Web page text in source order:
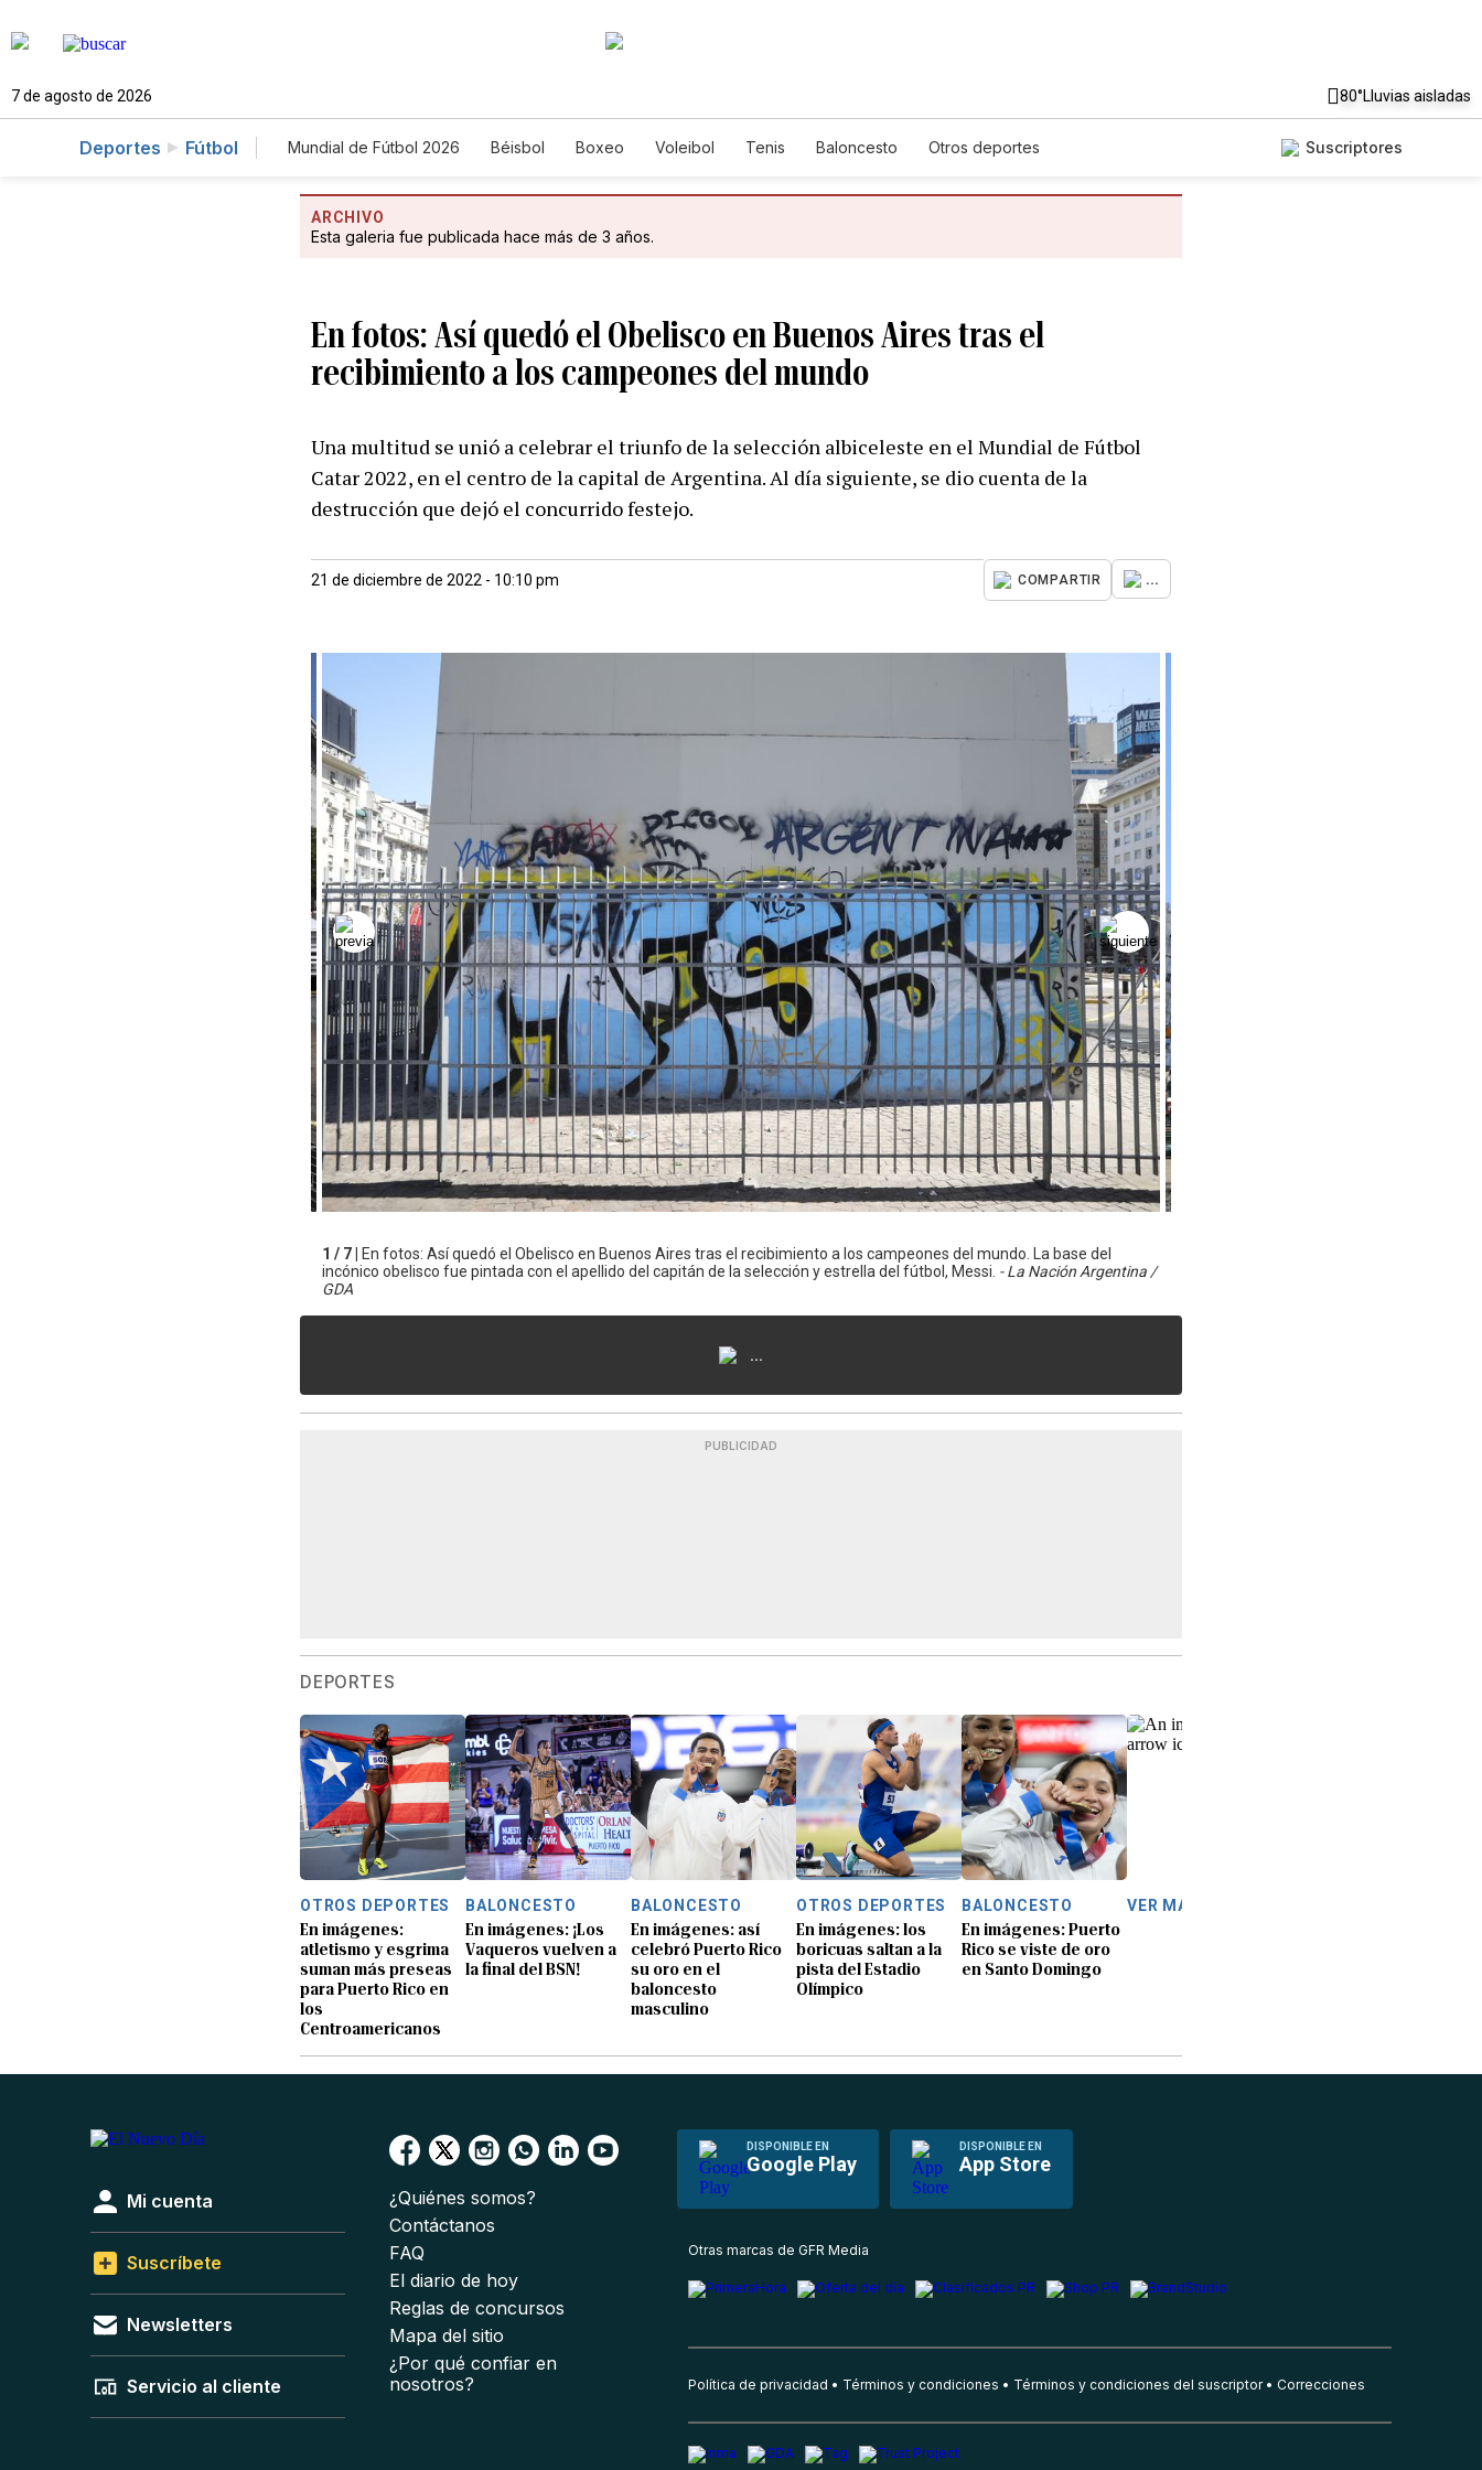
7 de agosto de 2026 80°Lluvias aisladas
Deportes Fútbol Mundial de Fútbol 2026 Béisbol Boxeo Voleibol Tenis Baloncesto Otros deportes Suscriptores
ARCHIVO
Esta galeria fue publicada hace más de 3 años.
En fotos: Así quedó el Obelisco en Buenos Aires tras el
recibimiento a los campeones del mundo
Una multitud se unió a celebrar el triunfo de la selección albiceleste en el Mundial de Fútbol
Catar 2022, en el centro de la capital de Argentina. Al día siguiente, se dio cuenta de la
destrucción que dejó el concurrido festejo.
21 de diciembre de 2022 - 10:10 pm COMPARTIR ...
1 / 7 |
En fotos: Así quedó el Obelisco en Buenos Aires tras el recibimiento a los campeones del mundo. La base del
incónico obelisco fue pintada con el apellido del capitán de la selección y estrella del fútbol, Messi. - La Nación Argentina /
GDA
...
PUBLICIDAD
DEPORTES
OTROS DEPORTES
En imágenes:
atletismo y esgrima
suman más preseas
para Puerto Rico en
los
Centroamericanos
BALONCESTO
En imágenes: ¡Los
Vaqueros vuelven a
la final del BSN!
BALONCESTO
En imágenes: así
celebró Puerto Rico
su oro en el
baloncesto
masculino
OTROS DEPORTES
En imágenes: los
boricuas saltan a la
pista del Estadio
Olímpico
BALONCESTO
En imágenes: Puerto
Rico se viste de oro
en Santo Domingo
VER MÁS
DISPONIBLE EN
Google Play
DISPONIBLE EN
App Store
Mi cuenta
Suscríbete
Newsletters
Servicio al cliente
¿Quiénes somos?
Contáctanos
FAQ
El diario de hoy
Reglas de concursos
Mapa del sitio
¿Por qué confiar en
nosotros?
Otras marcas de GFR Media
Política de privacidad Términos y condiciones Términos y condiciones del suscriptor Correcciones